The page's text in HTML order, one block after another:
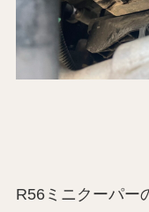
R56ミニクーパー